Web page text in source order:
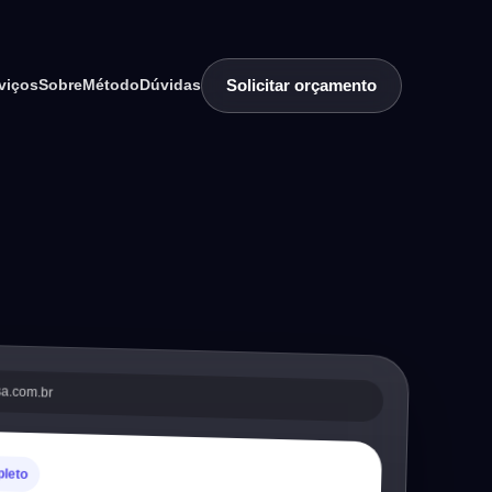
SobreMétodoDúvidas Solicitar orçamento